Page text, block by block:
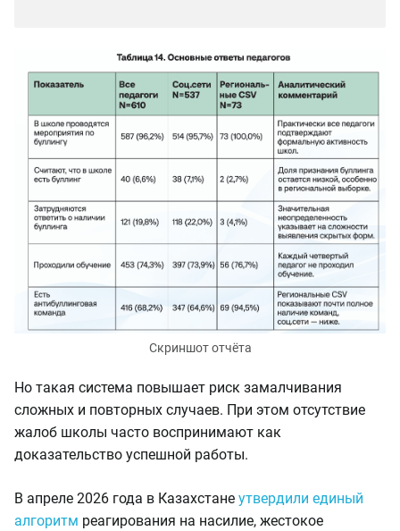
Скриншот отчёта
Но такая система повышает риск замалчивания
сложных и повторных случаев. При этом отсутствие
жалоб школы часто воспринимают как
доказательство успешной работы.
В апреле 2026 года в Казахстане утвердили единый
алгоритм реагирования на насилие, жестокое